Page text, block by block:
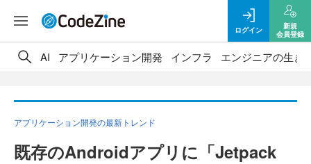
ログイン
新規
会員登録
AI アプリケーション開発 インフラ エンジニアの生き
アプリケーション開発の最新トレンド
既存のAndroidアプリに「Jetpack